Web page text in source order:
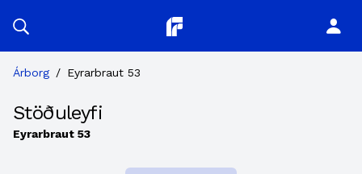
Planitor
Árborg / Eyrarbraut 53
Stöðuleyfi
Eyrarbraut 53